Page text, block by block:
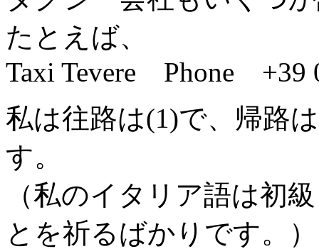
たとえば、
Taxi Tevere Phone +39
私は往路は(1)で、帰路
す。
（私のイタリア語は初
とを祈るばかりです。）